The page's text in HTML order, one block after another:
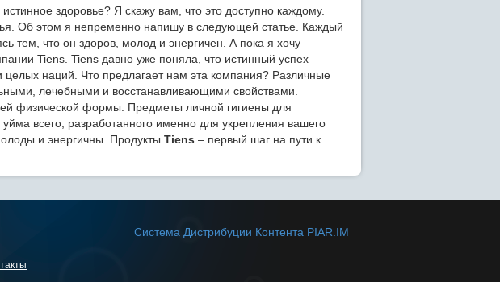
здоровье? Я скажу вам, что это доступно каждому.
Об этом я непременно напишу в следующей статье. Каждый
тем, что он здоров, молод и энергичен. А пока я хочу
Tiens. Tiens давно уже поняла, что истинный успех
наций. Что предлагает нам эта компания? Различные
лечебными и восстанавливающими свойствами.
физической формы. Предметы личной гигиены для
всего, разработанного именно для укрепления вашего
и энергичны. Продукты Tiens – первый шаг на пути к
Система Дистрибуции Контента PIAR.IM